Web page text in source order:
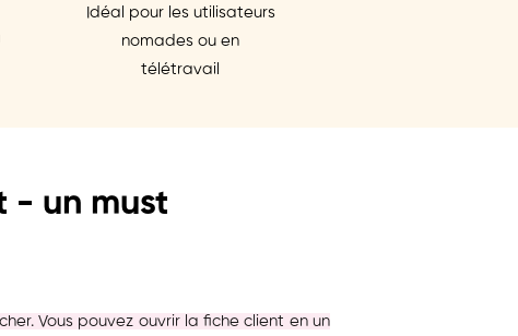
Idéal pour les utilisateurs
nomades ou en
télétravail
- un must
Vous pouvez ouvrir la fiche client en un